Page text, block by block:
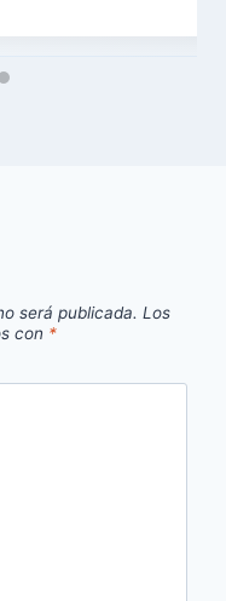
será publicada. Los
con *